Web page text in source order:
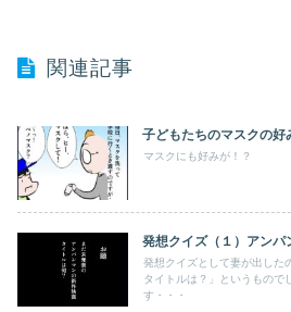
関連記事
子どもたちのマスクの好
マスクにも好みが！？
発想クイズ（１）アンパ
発想クイズとして妻が出した
タイトルは？」というもので
す・・・